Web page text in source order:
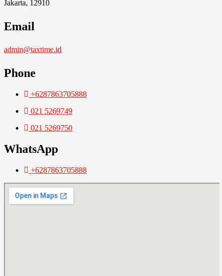
Jakarta, 12910
Email
admin@taxtime.id
Phone
+6287863705888
021 5269749
021 5269750
WhatsApp
+6287863705888